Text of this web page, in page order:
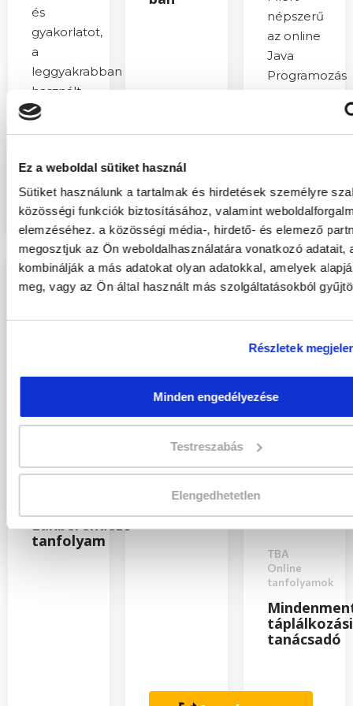
Ez a weboldal sütiket használ
Sütiket használunk a tartalmak és hirdetések személyre
közösségi funkciók biztosításához, valamint
elemzéséhez. a közösségi média-, hirdető- és elemező
megosztjuk az Ön weboldalhasználatára vonatkozó adatait,
kombinálják a más adatokat olyan adatokkal, amelyek
meg, vagy az Ön által használt más szolgáltatásokból
Részletek
Minden engedélyezése
Testreszabás
Elengedhetetlen
és
gyakorlatot,
a
leggyakrabban
használt
programokatat
ismerheted
meg.
Megnézem
népszerű
az online
Java
Programozás
állások
nagy
része az
van.
TBA
tanfolyamok
Konfliktuskezelés
tréning
TBA
Lakberendező
tanfolyam
TBA
Online
tanfolyamok
táplálkozási
tanácsadó